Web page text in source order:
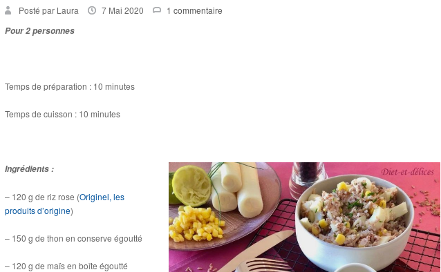
Posté par Laura 7 Mai 2020
1 commentaire
Pour 2 personnes
Temps de préparation : 10 minutes
Temps de cuisson : 10 minutes
Ingrédients :
– 120 g de riz rose (Originel, les
produits d’origine)
– 150 g de thon en conserve égoutté
– 120 g de maïs en boîte égoutté